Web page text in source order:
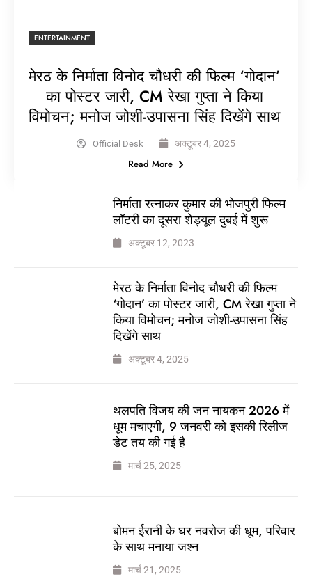
ENTERTAINMENT
मेरठ के निर्माता विनोद चौधरी की फिल्म ‘गोदान’
का पोस्टर जारी, CM रेखा गुप्ता ने किया
विमोचन; मनोज जोशी-उपासना सिंह दिखेंगे साथ
Official Desk अक्टूबर 4, 2025
Read More
निर्माता रत्नाकर कुमार की भोजपुरी फिल्म
लॉटरी का दूसरा शेड्यूल दुबई में शुरू
अक्टूबर 12, 2023
मेरठ के निर्माता विनोद चौधरी की फिल्म
‘गोदान’ का पोस्टर जारी, CM रेखा गुप्ता ने
किया विमोचन; मनोज जोशी-उपासना सिंह
दिखेंगे साथ
अक्टूबर 4, 2025
थलपति विजय की जन नायकन 2026 में
धूम मचाएगी, 9 जनवरी को इसकी रिलीज
डेट तय की गई है
मार्च 25, 2025
बोमन ईरानी के घर नवरोज की धूम, परिवार
के साथ मनाया जश्न
मार्च 21, 2025